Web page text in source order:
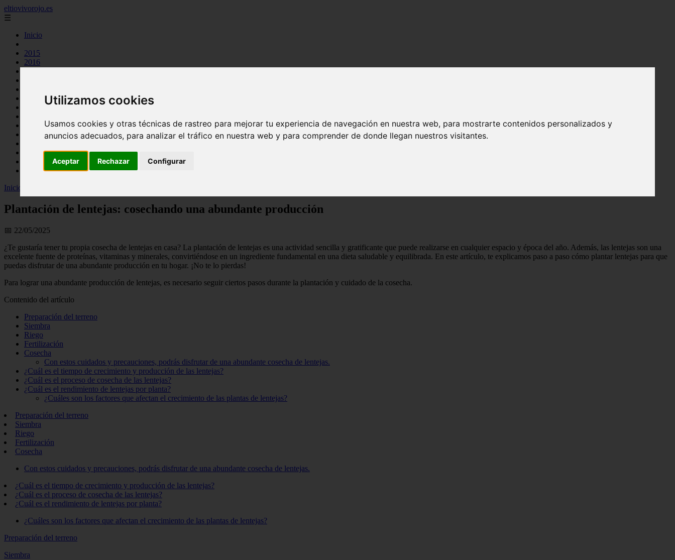
Utilizamos cookies
Usamos cookies y otras técnicas de rastreo para mejorar tu experiencia de navegación en nuestra web, para mostrarte contenidos personalizados y
anuncios adecuados, para analizar el tráfico en nuestra web y para comprender de donde llegan nuestros visitantes.
Aceptar Rechazar Configurar
eltiovivorojo.es
☰
Inicio
2015
2016
espana
postres
reposteria
venezuela
verduras
Inicio
Plantación de lentejas: cosechando una abundante producción
📅 22/05/2025
¿Te gustaría tener tu propia cosecha de lentejas en casa? La plantación de lentejas es una actividad sencilla y gratificante que puede realizarse en cualquier espacio y época del año. Además, las lentejas son una
excelente fuente de proteínas, vitaminas y minerales, convirtiéndose en un ingrediente fundamental en una dieta saludable y equilibrada. En este artículo, te explicamos paso a paso cómo plantar lentejas para que
puedas disfrutar de una abundante producción en tu hogar. ¡No te lo pierdas!
Para lograr una abundante producción de lentejas, es necesario seguir ciertos pasos durante la plantación y cuidado de la cosecha.
Contenido del artículo
Preparación del terreno
Siembra
Riego
Fertilización
Cosecha
Con estos cuidados y precauciones, podrás disfrutar de una abundante cosecha de lentejas.
¿Cuál es el tiempo de crecimiento y producción de las lentejas?
¿Cuál es el proceso de cosecha de las lentejas?
¿Cuál es el rendimiento de lentejas por planta?
¿Cuáles son los factores que afectan el crecimiento de las plantas de lentejas?
Preparación del terreno
Siembra
Riego
Fertilización
Cosecha
Con estos cuidados y precauciones, podrás disfrutar de una abundante cosecha de lentejas.
¿Cuál es el tiempo de crecimiento y producción de las lentejas?
¿Cuál es el proceso de cosecha de las lentejas?
¿Cuál es el rendimiento de lentejas por planta?
¿Cuáles son los factores que afectan el crecimiento de las plantas de lentejas?
Preparación del terreno
Siembra